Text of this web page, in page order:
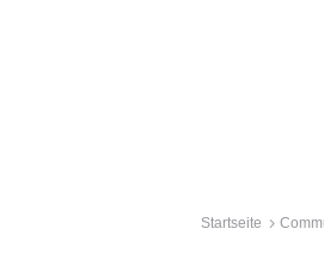
Startseite